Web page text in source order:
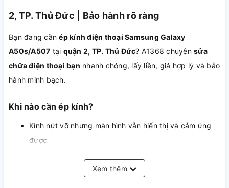
2, TP. Thủ Đức | Bảo hành rõ ràng
Bạn đang cầnép kính điện thoại Samsung Galaxy
A50s/A507 tại quận 2, TP. Thủ Đức? A1368 chuyên sửa
chữa điện thoại bạn nhanh chóng, lấy liền, giá hợp lý và bảo
hành minh bạch.
Khi nào cần ép kính?
Kính nứt vỡ nhưng màn hình vẫn hiển thị và cảm ứng
được
Màn hình bị trầy xước gây mất thẩm mỹ
Xem thêm